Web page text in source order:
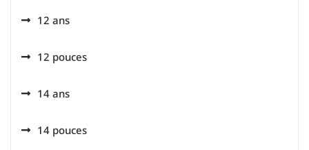
12 ans
12 pouces
14 ans
14 pouces